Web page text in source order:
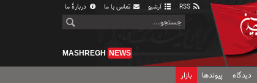
آرشیو تماس با ما دربارهٔ ما
MASHREGH NEWS
دیدگاه پیوندها بازار